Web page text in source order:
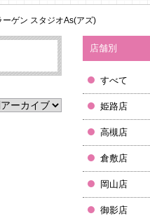
ゲン スタジオAs(アズ)
店舗別
すべて
姫路店
高槻店
倉敷店
岡山店
御影店